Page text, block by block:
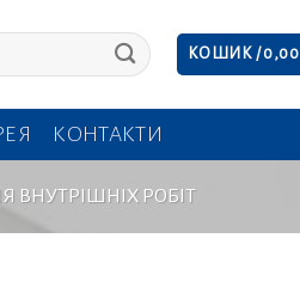
КОШИК /0,00
КОНТАКТИ
ВНУТРІШНІХ РОБІТ